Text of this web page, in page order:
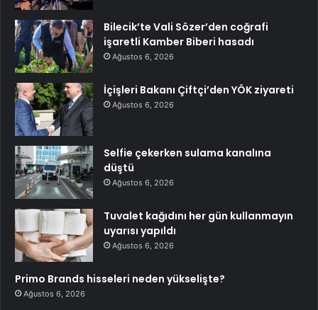
Bilecik’te Vali Sözer’den coğrafi
işaretli Kamber Biberi hasadı
Ağustos 6, 2026
İçişleri Bakanı Çiftçi’den YÖK ziyareti
Ağustos 6, 2026
Selfie çekerken sulama kanalına
düştü
Ağustos 6, 2026
Tuvalet kağıdını her gün kullanmayın
uyarısı yapıldı
Ağustos 6, 2026
Primo Brands hisseleri neden yükselişte?
Ağustos 6, 2026